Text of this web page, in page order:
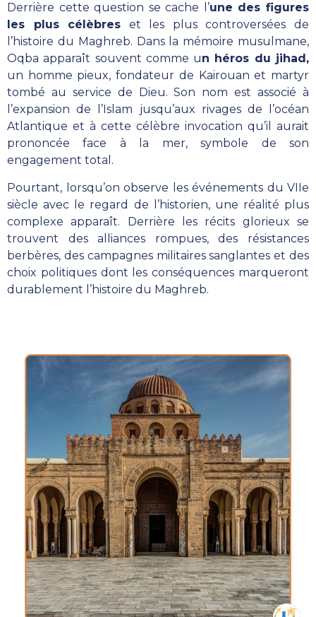
Derrière cette question se cache l’une des figures
les plus célèbres et les plus controversées de
l’histoire du Maghreb. Dans la mémoire musulmane,
Oqba apparaît souvent comme un héros du jihad,
un homme pieux, fondateur de Kairouan et martyr
tombé au service de Dieu. Son nom est associé à
l’expansion de l’Islam jusqu’aux rivages de l’océan
Atlantique et à cette célèbre invocation qu’il aurait
prononcée face à la mer, symbole de son
engagement total.
Pourtant, lorsqu’on observe les événements du VIIe
siècle avec le regard de l’historien, une réalité plus
complexe apparaît. Derrière les récits glorieux se
trouvent des alliances rompues, des résistances
berbères, des campagnes militaires sanglantes et des
choix politiques dont les conséquences marqueront
durablement l’histoire du Maghreb.